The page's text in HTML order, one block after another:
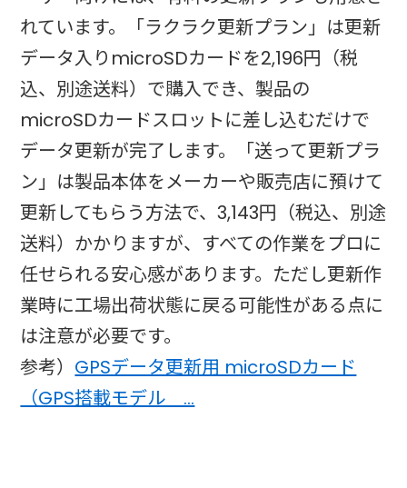
れています。「ラクラク更新プラン」は更新
データ入りmicroSDカードを2,196円（税
込、別途送料）で購入でき、製品の
microSDカードスロットに差し込むだけで
データ更新が完了します。「送って更新プラ
ン」は製品本体をメーカーや販売店に預けて
更新してもらう方法で、3,143円（税込、別途
送料）かかりますが、すべての作業をプロに
任せられる安心感があります。ただし更新作
業時に工場出荷状態に戻る可能性がある点に
は注意が必要です。
参考） GPSデータ更新用 microSDカード
（GPS搭載モデル …